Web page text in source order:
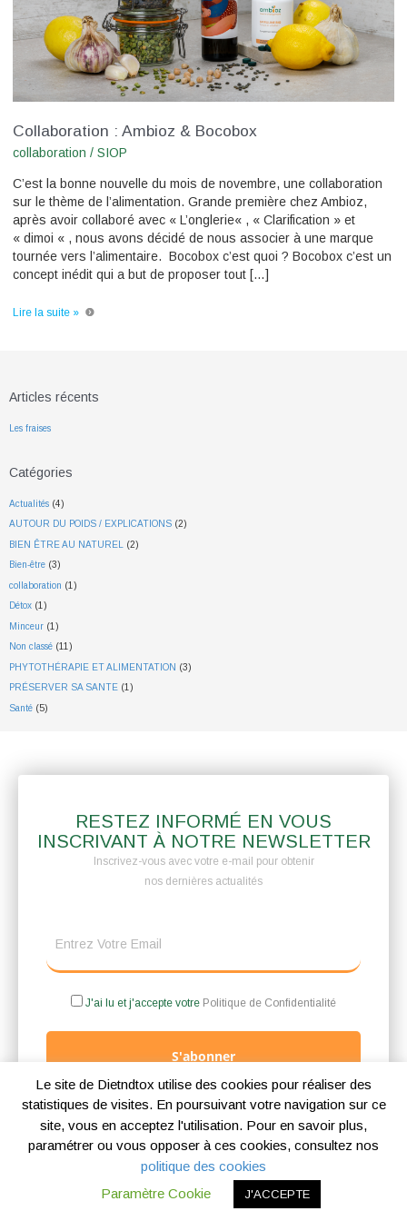
Collaboration : Ambioz & Bocobox
collaboration / SIOP
C’est la bonne nouvelle du mois de novembre, une collaboration
sur le thème de l’alimentation. Grande première chez Ambioz,
après avoir collaboré avec « L’onglerie« , « Clarification » et
« dimoi « , nous avons décidé de nous associer à une marque
tournée vers l’alimentaire. Bocobox c’est quoi ? Bocobox c’est un
concept inédit qui a but de proposer tout […]
Lire la suite »
Articles récents
Les fraises
Catégories
Actualités (4)
AUTOUR DU POIDS / EXPLICATIONS (2)
BIEN ÊTRE AU NATUREL (2)
Bien-être (3)
collaboration (1)
Détox (1)
Minceur (1)
Non classé (11)
PHYTOTHÉRAPIE ET ALIMENTATION (3)
PRÉSERVER SA SANTE (1)
Santé (5)
RESTEZ INFORMÉ EN VOUS
INSCRIVANT À NOTRE NEWSLETTER
Inscrivez-vous avec votre e-mail pour obtenir
nos dernières actualités
J'ai lu et j'accepte votre Politique de Confidentialité
S'abonner
Mentions légalesPolitique de confidentialitéPolitique des cookies
Copyright © 2026 |
Le site de Dietndtox utilise des cookies pour réaliser des
statistiques de visites. En poursuivant votre navigation sur ce
site, vous en acceptez l'utilisation. Pour en savoir plus,
paramétrer ou vous opposer à ces cookies, consultez nos
politique des cookies
Paramètre Cookie
J'ACCEPTE